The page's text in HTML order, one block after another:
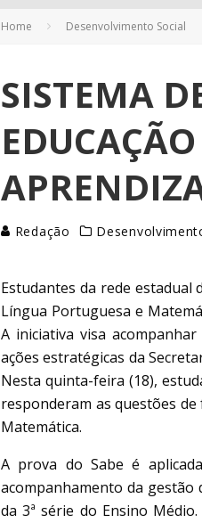
PIX AMPLIA
ENTENDA O
Home Desenvolvimento Social
SISTEMA
Redação
Estudantes da rede estadual
Língua Portuguesa e
A iniciativa visa
ações estratégicas da
Nesta quinta-feira (18),
responderam as questões
Matemática.
A prova do Sabe é
acompanhamento da gestão
da 3ª série do Ensino